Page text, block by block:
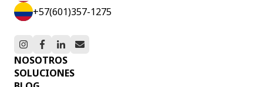
+57(601)357-1275
NOSOTROS
SOLUCIONES